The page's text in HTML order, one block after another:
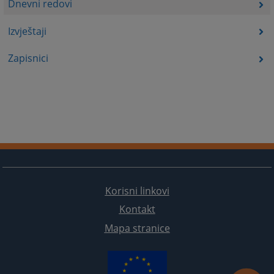
Dnevni redovi
Izvještaji
Zapisnici
Korisni linkovi
Kontakt
Mapa stranice